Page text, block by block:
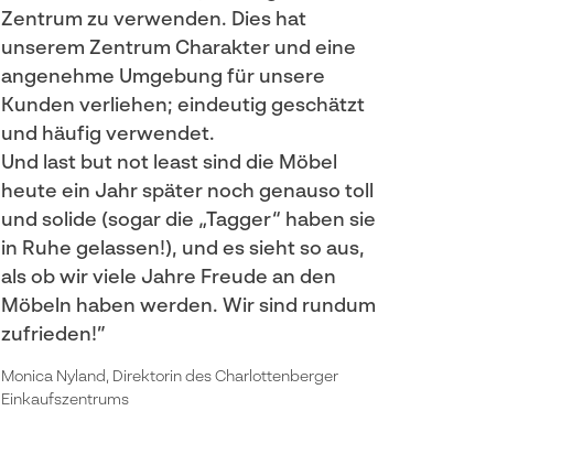
Zentrum zu verwenden. Dies hat
unserem Zentrum Charakter und eine
angenehme Umgebung für unsere
Kunden verliehen; eindeutig geschätzt
und häufig verwendet.
Und last but not least sind die Möbel
heute ein Jahr später noch genauso toll
und solide (sogar die „Tagger“ haben sie
in Ruhe gelassen!), und es sieht so aus,
als ob wir viele Jahre Freude an den
Möbeln haben werden. Wir sind rundum
zufrieden!
Monica Nyland, Direktorin des Charlottenberger
Einkaufszentrums